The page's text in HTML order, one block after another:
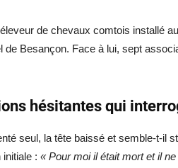
de chevaux comtois installé
de Besançon. Face à lui, sept
hésitantes qui
seul, la tête baissé et semble-t-il
: « Pour moi il était mort et il